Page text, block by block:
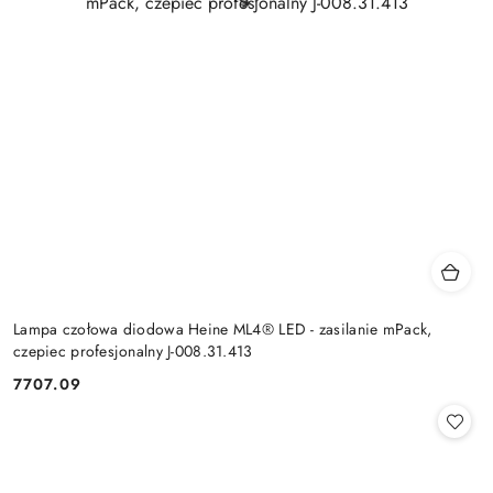
Lampa czołowa diodowa Heine ML4® LED - zasilanie mPack,
czepiec profesjonalny J-008.31.413
Cena:
7707.09